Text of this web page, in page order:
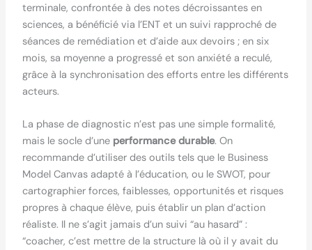
terminale, confrontée à des notes décroissantes en
sciences, a bénéficié via l’ENT et un suivi rapproché de
séances de remédiation et d’aide aux devoirs ; en six
mois, sa moyenne a progressé et son anxiété a reculé,
grâce à la synchronisation des efforts entre les différents
acteurs.
La phase de diagnostic n’est pas une simple formalité,
mais le socle d’une performance durable. On
recommande d’utiliser des outils tels que le Business
Model Canvas adapté à l’éducation, ou le SWOT, pour
cartographier forces, faiblesses, opportunités et risques
propres à chaque élève, puis établir un plan d’action
réaliste. Il ne s’agit jamais d’un suivi “au hasard” :
“coacher, c’est mettre de la structure là où il y avait du